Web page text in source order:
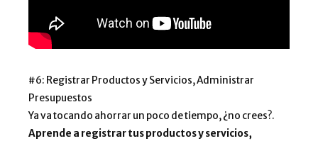
#6: Registrar Productos y Servicios, Administrar
Presupuestos
Ya va tocando ahorrar un poco de tiempo, ¿no crees?.
Aprende a registrar tus productos y servicios,